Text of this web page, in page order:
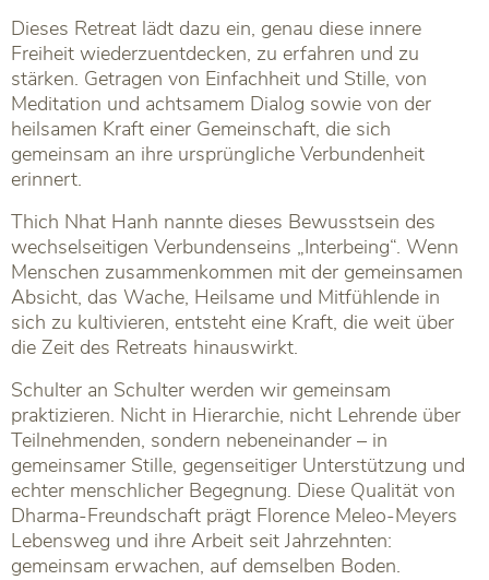
Dieses Retreat lädt dazu ein, genau diese innere
Freiheit wiederzuentdecken, zu erfahren und zu
stärken. Getragen von Einfachheit und Stille, von
Meditation und achtsamem Dialog sowie von der
heilsamen Kraft einer Gemeinschaft, die sich
gemeinsam an ihre ursprüngliche Verbundenheit
erinnert.
Thich Nhat Hanh nannte dieses Bewusstsein des
wechselseitigen Verbundenseins „Interbeing“. Wenn
Menschen zusammenkommen mit der gemeinsamen
Absicht, das Wache, Heilsame und Mitfühlende in
sich zu kultivieren, entsteht eine Kraft, die weit über
die Zeit des Retreats hinauswirkt.
Schulter an Schulter werden wir gemeinsam
praktizieren. Nicht in Hierarchie, nicht Lehrende über
Teilnehmenden, sondern nebeneinander – in
gemeinsamer Stille, gegenseitiger Unterstützung und
echter menschlicher Begegnung. Diese Qualität von
Dharma-Freundschaft prägt Florence Meleo-Meyers
Lebensweg und ihre Arbeit seit Jahrzehnten:
gemeinsam erwachen, auf demselben Boden.